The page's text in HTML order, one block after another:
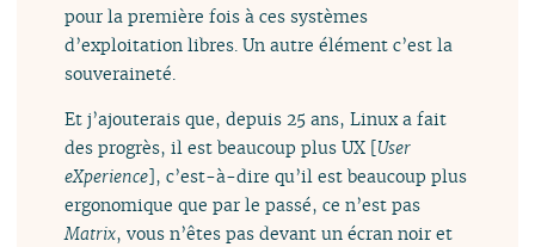
pour la première fois à ces systèmes
d’exploitation libres. Un autre élément c’est la
souveraineté.
Et j’ajouterais que, depuis 25 ans, Linux a fait
des progrès, il est beaucoup plus UX [User
eXperience], c’est-à-dire qu’il est beaucoup plus
ergonomique que par le passé, ce n’est pas
Matrix, vous n’êtes pas devant un écran noir et